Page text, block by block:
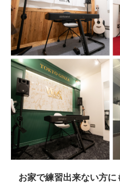
お家で練習出来ない方に